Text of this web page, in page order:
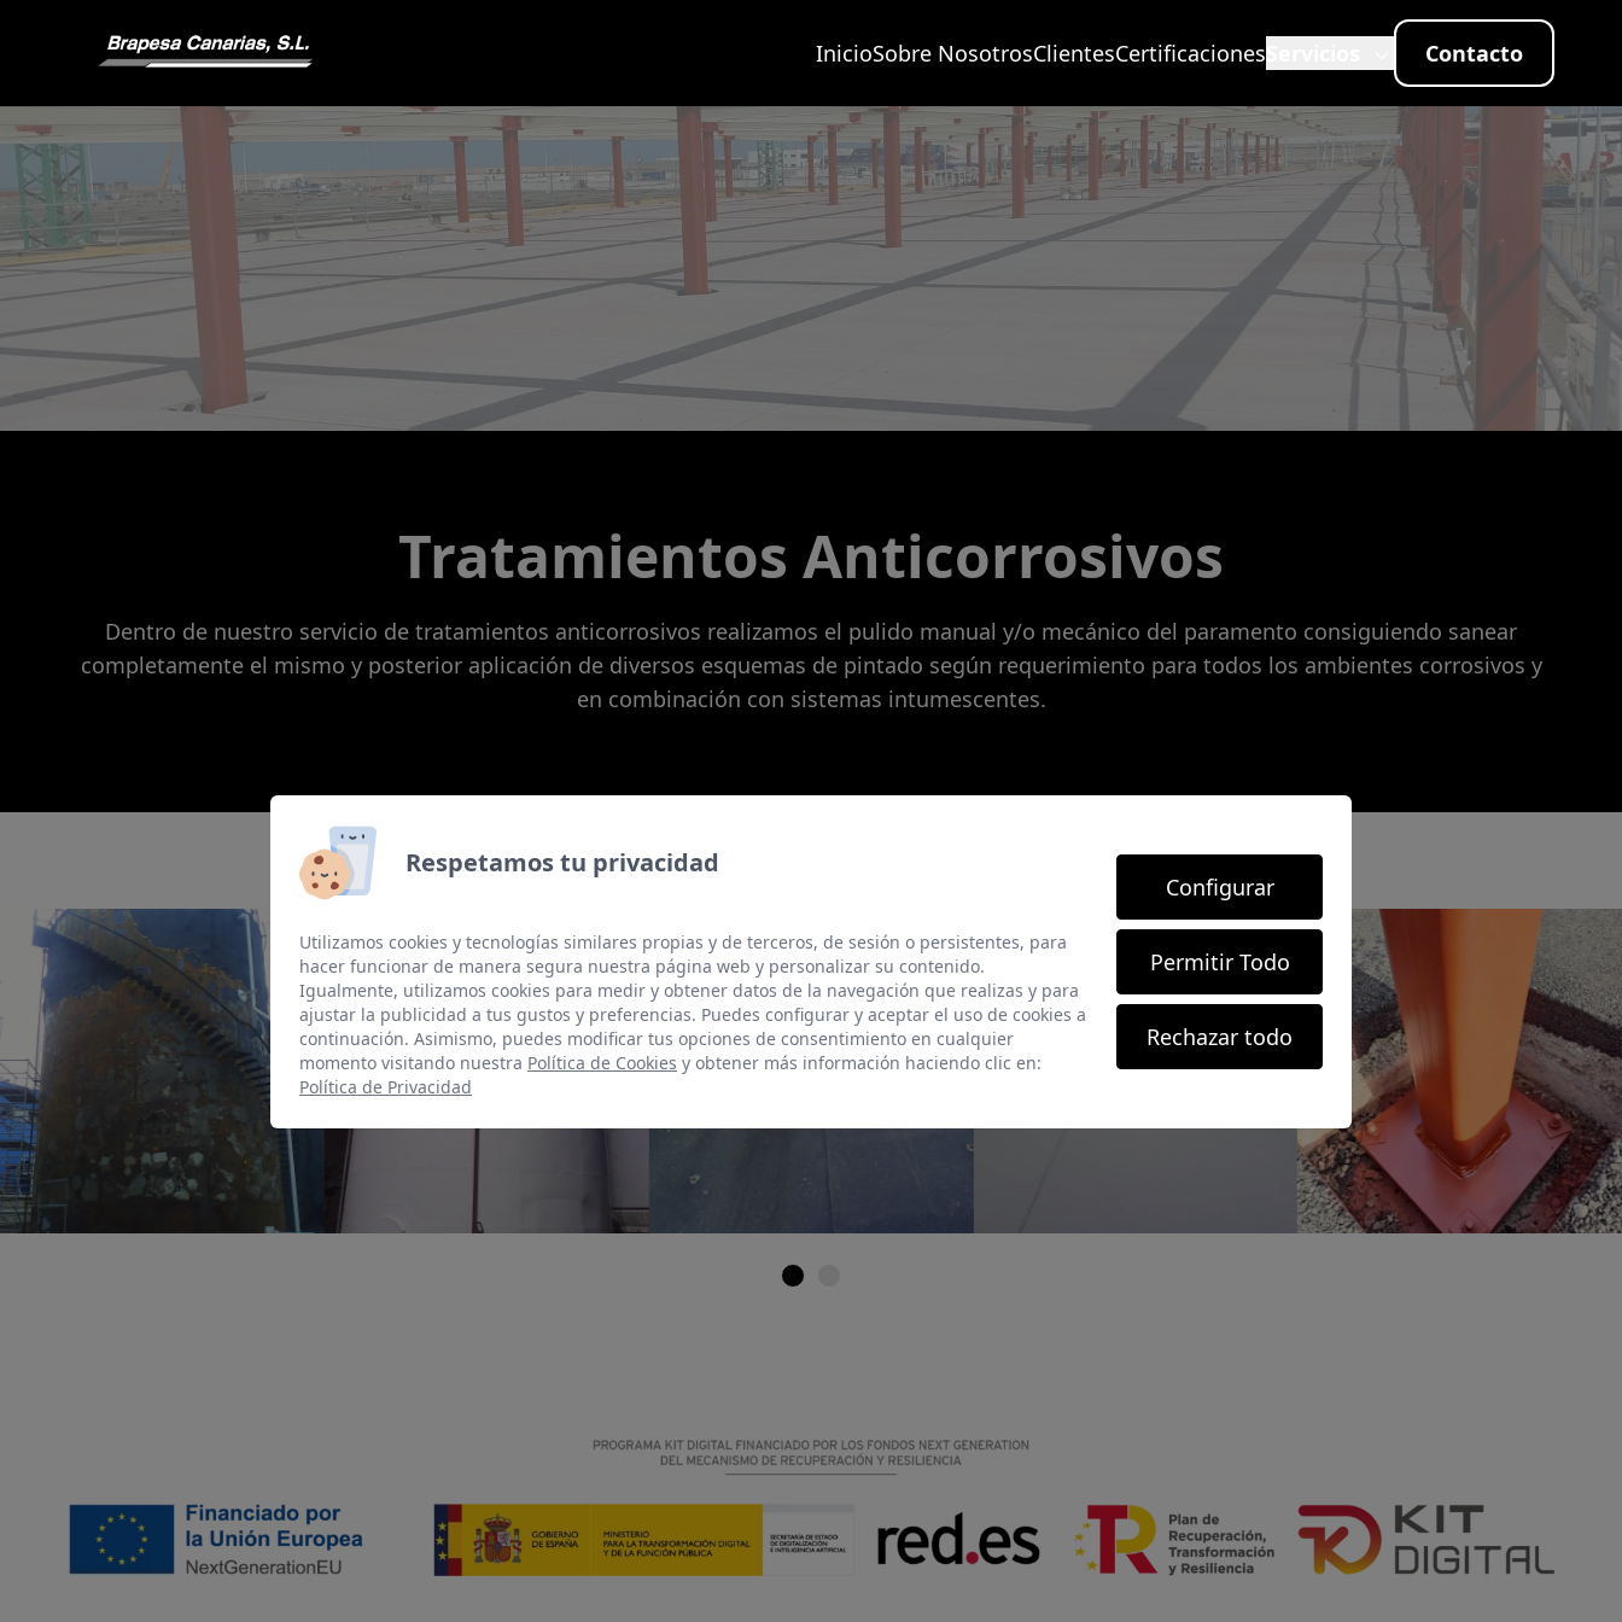
InicioSobre NosotrosClientesCertificaciones
Pintura Intumescente
Mortero Ignífugo Proyectado
Sellado Paso Instalaciones
Paneles y Placas RF
Tratamientos Anticorrosivos
Contacto
Tratamientos Anticorrosivos
Dentro de nuestro servicio de tratamientos anticorrosivos realizamos el pulido manual y/o mecánico del paramento consiguiendo sanear
completamente el mismo y posterior aplicación de diversos esquemas de pintado según requerimiento para todos los ambientes corrosivos y
en combinación con sistemas intumescentes.
Respetamos tu privacidad
Utilizamos cookies y tecnologías similares propias y de terceros, de sesión o persistentes, para
hacer funcionar de manera segura nuestra página web y personalizar su contenido.
Igualmente, utilizamos cookies para medir y obtener datos de la navegación que realizas y para
ajustar la publicidad a tus gustos y preferencias. Puedes configurar y aceptar el uso de cookies a
continuación. Asimismo, puedes modificar tus opciones de consentimiento en cualquier
momento visitando nuestra Política de Cookies y obtener más información haciendo clic en:
Política de Privacidad
Configurar
Permitir Todo
Rechazar todo